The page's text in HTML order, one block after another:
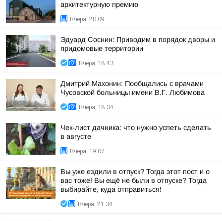
архитектурную премию
Вчера, 20:09
Эдуард Соснин: Приводим в порядок дворы и
придомовые территории
Вчера, 18:43
Дмитрий Махонин: Пообщались с врачами
Чусовской больницы имени В.Г. Любимова
Вчера, 18:34
Чек-лист дачника: что нужно успеть сделать
в августе
Вчера, 19:07
Вы уже ездили в отпуск? Тогда этот пост и о
вас тоже! Вы ещё не были в отпуске? Тогда
выбирайте, куда отправиться!
Вчера, 21:34